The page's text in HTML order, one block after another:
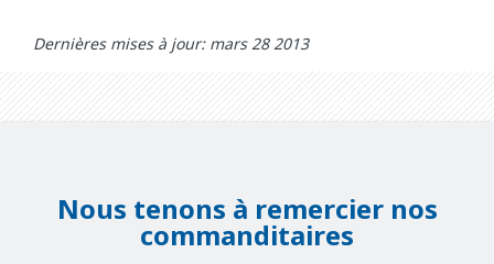
Dernières mises à jour: mars 28 2013
Nous tenons à remercier nos
commanditaires